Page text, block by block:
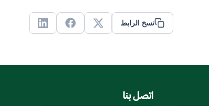
نسخ الرابط
X
Facebook
Linkedin
اتصل بنا